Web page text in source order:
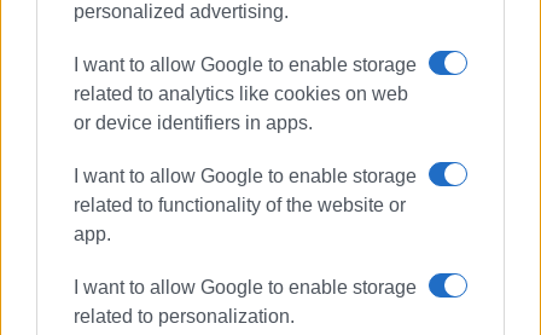
personalized advertising.
I want to allow Google to enable storage
related to analytics like cookies on web
or device identifiers in apps.
I want to allow Google to enable storage
related to functionality of the website or
app.
I want to allow Google to enable storage
related to personalization.